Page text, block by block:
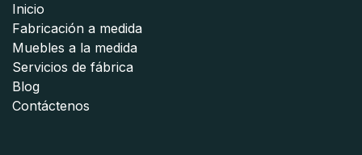
Inicio
Fabricación a medida
Muebles a la medida
Servicios de fábrica
Blog
Contáctenos